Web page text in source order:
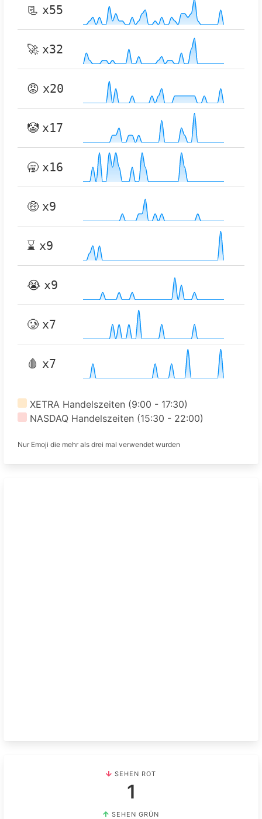
📃 x55
🚀 x32
😡 x20
🤡 x17
🥱 x16
🤑 x9
⌛ x9
😭 x9
🥲 x7
🩸 x7
XETRA Handelszeiten (9:00 - 17:30)
NASDAQ Handelszeiten (15:30 - 22:00)
Nur Emoji die mehr als drei mal verwendet wurden
SEHEN ROT
1
SEHEN GRÜN